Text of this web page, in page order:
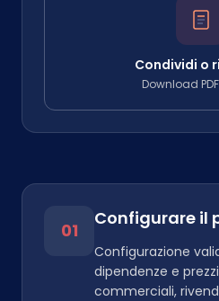
Condividi o
Download
01
Configurare il
Configurazione
dipendenze e
commerciali,